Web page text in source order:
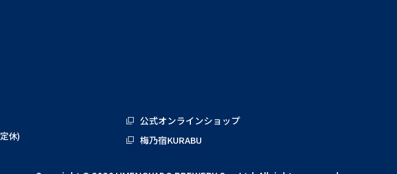
休)
公式オンラインショップ
梅乃宿KURABU